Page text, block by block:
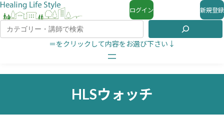
ログイン 新規登録
＝をクリックして内容をお選び下さい↓
HLSウォッチ